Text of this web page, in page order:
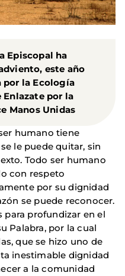
Episcopal ha
este año
por la Ecología
Enlazate por la
Manos Unidas
humano tiene
le puede quitar, sin
Todo ser humano
con respeto
por su dignidad
se puede reconocer.
para profundizar en el
Palabra, por la cual
que se hizo uno de
inestimable dignidad
a la comunidad